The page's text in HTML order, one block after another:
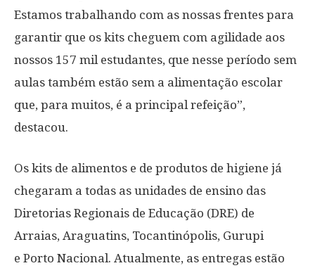
Estamos trabalhando com as nossas frentes para
garantir que os kits cheguem com agilidade aos
nossos 157 mil estudantes, que nesse período sem
aulas também estão sem a alimentação escolar
que, para muitos, é a principal refeição”,
destacou.
Os kits de alimentos e de produtos de higiene já
chegaram a todas as unidades de ensino das
Diretorias Regionais de Educação (DRE) de
Arraias, Araguatins, Tocantinópolis, Gurupi
e Porto Nacional. Atualmente, as entregas estão